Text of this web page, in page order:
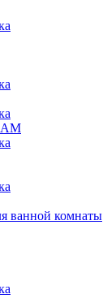
ванной комнаты